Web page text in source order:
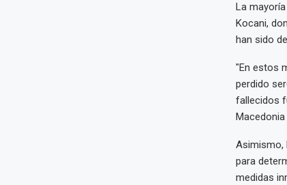
La
Kocani,
han sido
"En estos
perdido
fallecidos
Asimismo,
para
medidas